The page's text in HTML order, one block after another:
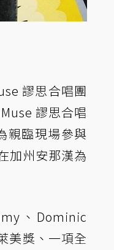
謬思合唱團
謬思合唱
親臨現場參與
加州安那漢為
、Dominic
美獎、一項全